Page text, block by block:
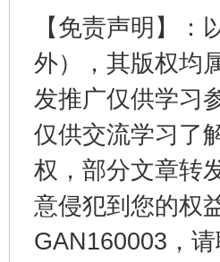
【免责声明】
外），其版权均
发推广仅供学习
仅供交流学习了
权，部分文章转
意侵犯到您的权
GAN160003，
受贿1.44亿！段成刚被判